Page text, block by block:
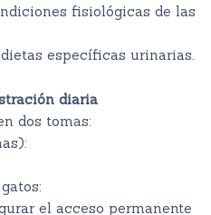
fisiológicas de las
específicas urinarias.
diaria
dos tomas:
el acceso permanente